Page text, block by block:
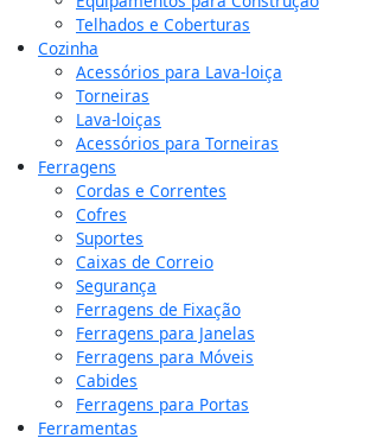
Telhados e Coberturas
Cozinha
Acessórios para Lava-loiça
Torneiras
Lava-loiças
Acessórios para Torneiras
Ferragens
Cordas e Correntes
Cofres
Suportes
Caixas de Correio
Segurança
Ferragens de Fixação
Ferragens para Janelas
Ferragens para Móveis
Cabides
Ferragens para Portas
Ferramentas